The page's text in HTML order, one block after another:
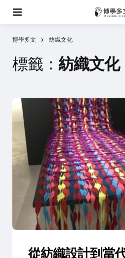
博學多文 紡織文化
標籤： 紡織文化
從紡織設計到當